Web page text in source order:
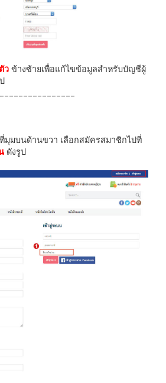
ว ข้างซ้ายเพื่อแก้ไขข้อมูลสำหรับบัญชีผู้
ที่มุมบนด้านขวา เลือกสมัครสมาชิกไปที่
ดังรูป